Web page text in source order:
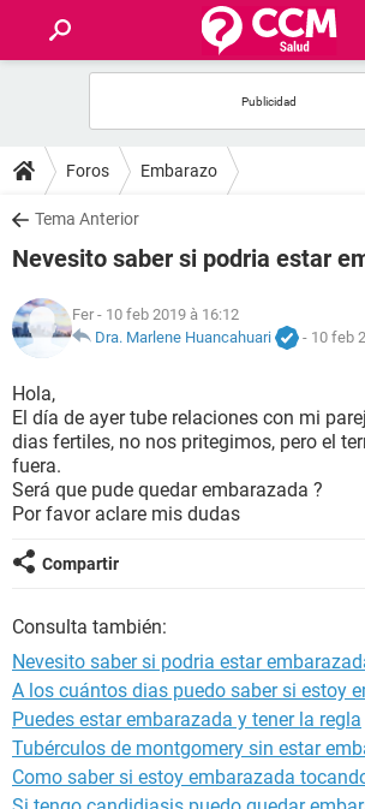
FORUMS
SALUD
NUTRICIÓN
BIENESTAR
SEXUALIDAD
GLOSARIO
Foros Embarazo
Tema Anterior
Nevesito saber si podria estar
Fer - 10 feb 2019 à 16:12
Dra. Marlene Huancahuari
- 10 feb
Hola,
El día de ayer tube relaciones con mi
dias fertiles, no nos pritegimos, pero el
fuera.
Será que pude quedar embarazada ?
Por favor aclare mis dudas
Compartir
Consulta también:
Nevesito saber si podria estar
A los cuántos dias puedo saber si estoy
Puedes estar embarazada y tener la regla
Tubérculos de montgomery sin estar
Como saber si estoy embarazada